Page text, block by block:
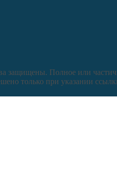
защищены. Полное или
только при указании